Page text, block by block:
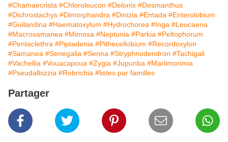
#Chamaecrista #Chloroleucon #Delonix #Desmanthus
#Dichrostachys #Dimorphandra #Dinizia #Entada #Enterolobium
#Guilandina #Haematoxylum #Hydrochorea #Inga #Leucaena
#Macrosamanea #Mimosa #Neptunia #Parkia #Peltophorum
#Pentaclethra #Piptadenia #Pithecellobium #Recordoxylon
#Samanea #Senegalia #Senna #Stryphnodendron #Tachigali
#Vachellia #Vouacapoua #Zygia #Jupunba #Marlimorimia
#Pseudalbizzia #Robrichia #listes par familles
Partager